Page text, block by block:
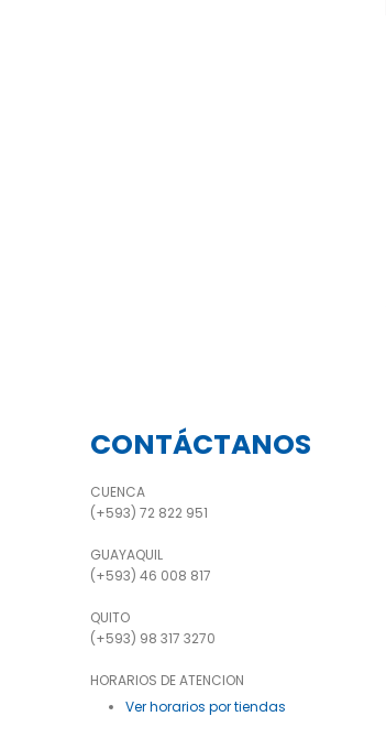
CONTÁCTANOS
CUENCA
(+593) 72 822 951
GUAYAQUIL
(+593) 46 008 817
QUITO
(+593) 98 317 3270
HORARIOS DE ATENCION
Ver horarios por tiendas